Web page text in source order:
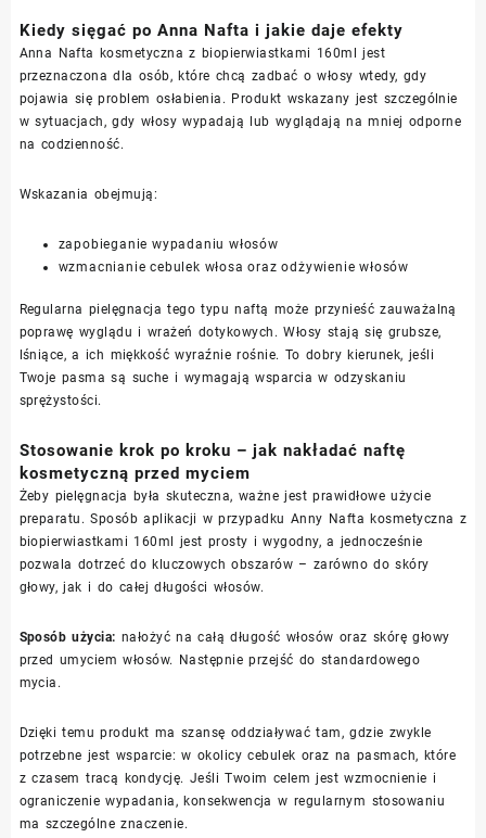
Kiedy sięgać po Anna Nafta i jakie daje efekty
Anna Nafta kosmetyczna z biopierwiastkami 160ml jest
przeznaczona dla osób, które chcą zadbać o włosy wtedy, gdy
pojawia się problem osłabienia. Produkt wskazany jest szczególnie
w sytuacjach, gdy włosy wypadają lub wyglądają na mniej odporne
na codzienność.
Wskazania obejmują:
zapobieganie wypadaniu włosów
wzmacnianie cebulek włosa oraz odżywienie włosów
Regularna pielęgnacja tego typu naftą może przynieść zauważalną
poprawę wyglądu i wrażeń dotykowych. Włosy stają się grubsze,
lśniące, a ich miękkość wyraźnie rośnie. To dobry kierunek, jeśli
Twoje pasma są suche i wymagają wsparcia w odzyskaniu
sprężystości.
Stosowanie krok po kroku – jak nakładać naftę
kosmetyczną przed myciem
Żeby pielęgnacja była skuteczna, ważne jest prawidłowe użycie
preparatu. Sposób aplikacji w przypadku Anny Nafta kosmetyczna z
biopierwiastkami 160ml jest prosty i wygodny, a jednocześnie
pozwala dotrzeć do kluczowych obszarów – zarówno do skóry
głowy, jak i do całej długości włosów.
Sposób użycia: nałożyć na całą długość włosów oraz skórę głowy
przed umyciem włosów. Następnie przejść do standardowego
mycia.
Dzięki temu produkt ma szansę oddziaływać tam, gdzie zwykle
potrzebne jest wsparcie: w okolicy cebulek oraz na pasmach, które
z czasem tracą kondycję. Jeśli Twoim celem jest wzmocnienie i
ograniczenie wypadania, konsekwencja w regularnym stosowaniu
ma szczególne znaczenie.